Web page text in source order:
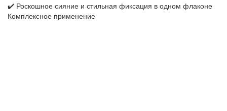
✔️ Роскошное сияние и стильная фиксация в одном флаконе
Комплексное применение